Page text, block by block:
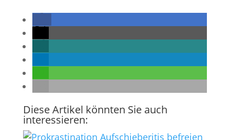
Diese Artikel könnten Sie auch
interessieren: